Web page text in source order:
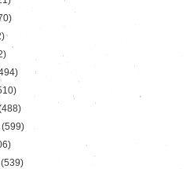
(599)
(539)